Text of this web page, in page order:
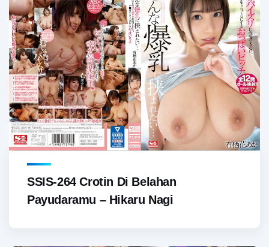
SSIS-264 Crotin Di Belahan
Payudaramu – Hikaru Nagi